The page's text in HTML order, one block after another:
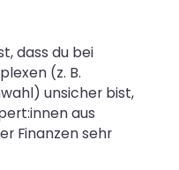
dass du bei
(z. B.
unsicher bist,
aus
Finanzen sehr